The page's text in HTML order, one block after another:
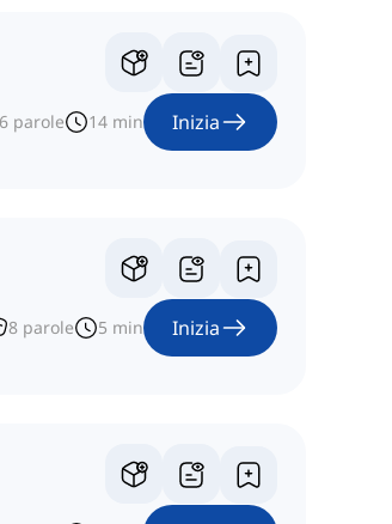
parole 14 min Inizia
8 parole 5 min Inizia